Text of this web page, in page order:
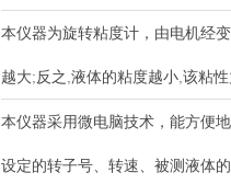
本仪器为旋转粘度计，由电机经
越大;反之,液体的粘度越小,该粘
本仪器采用微电脑技术，能方便
设定的转子号、转速、被测液体